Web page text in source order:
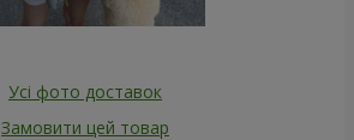
Усі фото доставок
Замовити цей товар